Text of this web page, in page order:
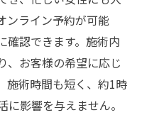
ンライン予約が可能
確認できます。施術内
、お客様の希望に応じ
施術時間も短く、約1時
影響を与えません。